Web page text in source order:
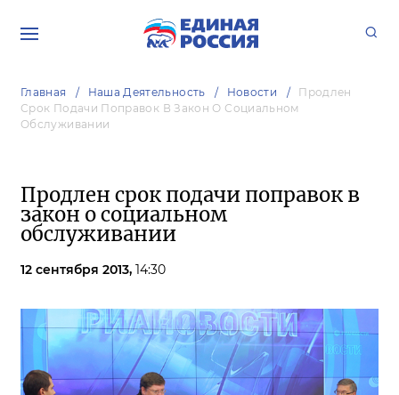
Главная Наша Деятельность Новости
Продлен
Срок Подачи Поправок В Закон О Социальном
Обслуживании
Продлен срок подачи поправок в
закон о социальном
обслуживании
12 сентября 2013, 14:30